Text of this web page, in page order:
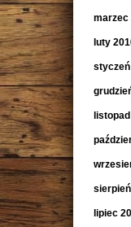
marzec
luty
lipiec